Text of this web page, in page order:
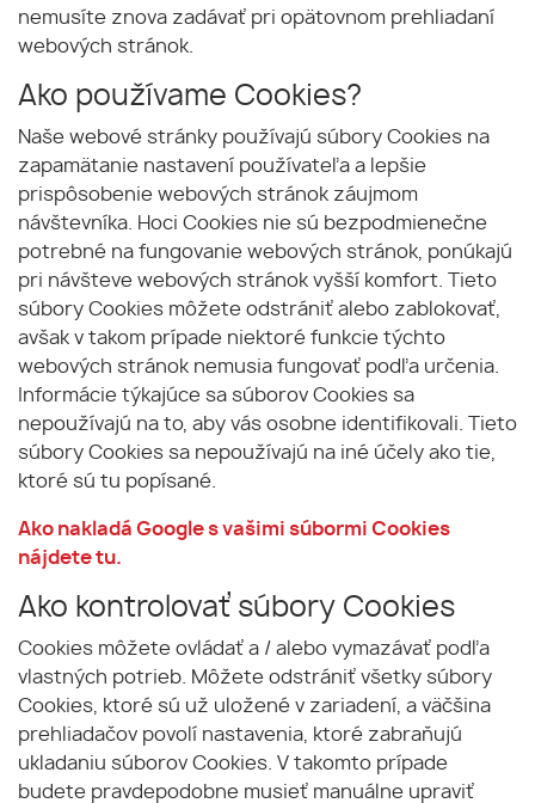
nemusíte znova zadávať pri opätovnom prehliadaní
webových stránok.
Ako používame Cookies?
Naše webové stránky používajú súbory Cookies na
zapamätanie nastavení používateľa a lepšie
prispôsobenie webových stránok záujmom
návštevníka. Hoci Cookies nie sú bezpodmienečne
potrebné na fungovanie webových stránok, ponúkajú
pri návšteve webových stránok vyšší komfort. Tieto
súbory Cookies môžete odstrániť alebo zablokovať,
avšak v takom prípade niektoré funkcie týchto
webových stránok nemusia fungovať podľa určenia.
Informácie týkajúce sa súborov Cookies sa
nepoužívajú na to, aby vás osobne identifikovali. Tieto
súbory Cookies sa nepoužívajú na iné účely ako tie,
ktoré sú tu popísané.
Ako nakladá Google s vašimi súbormi Cookies
nájdetetu.
Ako kontrolovať súbory Cookies
Cookies môžete ovládať a / alebo vymazávať podľa
vlastných potrieb. Môžete odstrániť všetky súbory
Cookies, ktoré sú už uložené v zariadení, a väčšina
prehliadačov povolí nastavenia, ktoré zabraňujú
ukladaniu súborov Cookies. V takomto prípade
budete pravdepodobne musieť manuálne upraviť